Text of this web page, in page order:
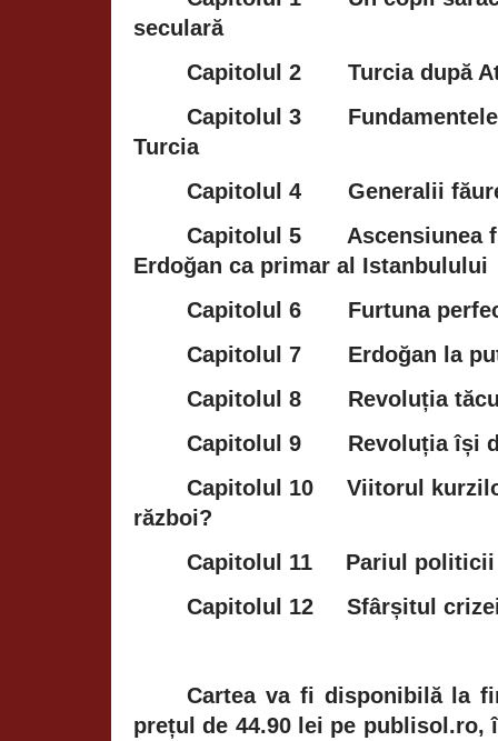
seculară
Capitolul 2
Turcia după
Capitolul 3
Turcia
Capitolul 4
Generalii
Capitolul 5
Ascensiunea
Erdoğan ca primar al Istanbulului
Capitolul 6
Furtuna
Capitolul 7
Erdoğan la
Capitolul 8
Revoluția
Capitolul 9
Revoluția își
Capitolul 10
Viitorul
război?
Capitolul 11
Pariul politicii
Capitolul 12
Sfârșitul
Cartea va fi disponibilă la
prețul de 44.90 lei pe publisol.ro,